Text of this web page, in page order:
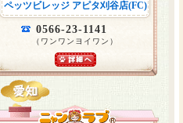
ペッツビレッジ アピタ刈谷店(FC)
0566-23-1141
（ワンワンヨイワン）